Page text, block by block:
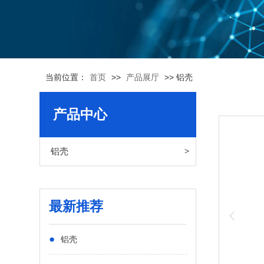
当前位置： 首页 >> 产品展厅 >> 铝壳
产品中心
铝壳
最新推荐
● 铝壳